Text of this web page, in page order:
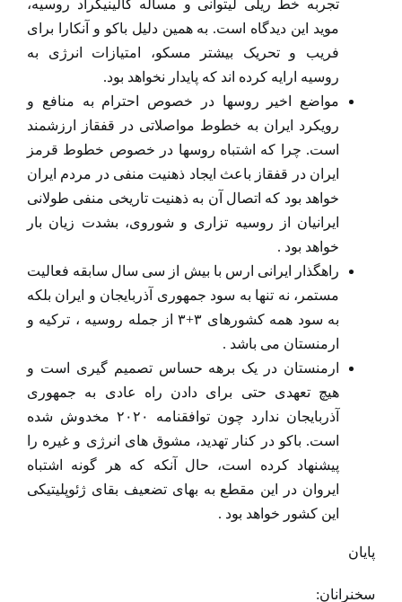
تجربه خط ریلی لیتوانی و مساله کالینیگراد روسیه،
موید این دیدگاه است. به همین دلیل باکو و آنکارا برای
فریب و تحریک بیشتر مسکو، امتیازات انرژی به
روسیه ارایه کرده اند که پایدار نخواهد بود.
مواضع اخیر روسها در خصوص احترام به منافع و
رویکرد ایران به خطوط مواصلاتی در قفقاز ارزشمند
است. چرا که اشتباه روسها در خصوص خطوط قرمز
ایران در قفقاز باعث ایجاد ذهنیت منفی در مردم ایران
خواهد بود که اتصال آن به ذهنیت تاریخی منفی طولانی
ایرانیان از روسیه تزاری و شوروی، بشدت زیان بار
خواهد بود .
راهگذار ایرانی ارس با بیش از سی سال سابقه فعالیت
مستمر، نه تنها به سود جمهوری آذربایجان و ایران بلکه
به سود همه کشورهای ۳+۳ از جمله روسیه ، ترکیه و
ارمنستان می باشد .
ارمنستان در یک برهه حساس تصمیم گیری است و
هیچ تعهدی حتی برای دادن راه عادی به جمهوری
آذربایجان ندارد چون توافقنامه ۲۰۲۰ مخدوش شده
است. باکو در کنار تهدید، مشوق های انرژی و غیره را
پیشنهاد کرده است، حال آنکه که هر گونه اشتباه
ایروان در این مقطع به بهای تضعیف بقای ژئوپلیتیکی
این کشور خواهد بود .
پایان
سخنرانان: